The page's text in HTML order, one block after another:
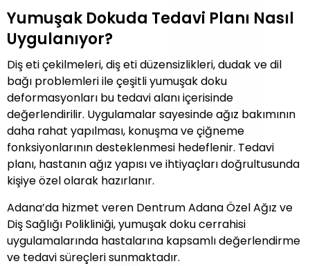
Yumuşak Dokuda Tedavi Planı Nasıl
Uygulanıyor?
Diş eti çekilmeleri, diş eti düzensizlikleri, dudak ve dil
bağı problemleri ile çeşitli yumuşak doku
deformasyonları bu tedavi alanı içerisinde
değerlendirilir. Uygulamalar sayesinde ağız bakımının
daha rahat yapılması, konuşma ve çiğneme
fonksiyonlarının desteklenmesi hedeflenir. Tedavi
planı, hastanın ağız yapısı ve ihtiyaçları doğrultusunda
kişiye özel olarak hazırlanır.
Adana’da hizmet veren Dentrum Adana Özel Ağız ve
Diş Sağlığı Polikliniği, yumuşak doku cerrahisi
uygulamalarında hastalarına kapsamlı değerlendirme
ve tedavi süreçleri sunmaktadır.